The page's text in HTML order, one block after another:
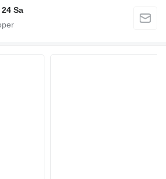
Sa